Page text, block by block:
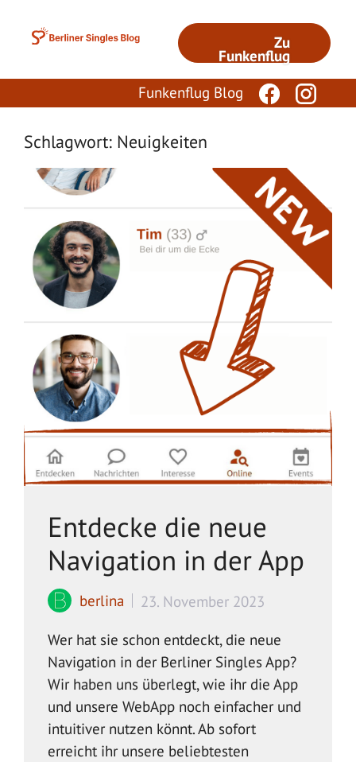
Inhalt
Zu
Funkenflug
Funkenflug Blog
Schlagwort: Neuigkeiten
Entdecke die neue
Navigation in der App
berlina
23. November 2023
Wer hat sie schon entdeckt, die neue
Navigation in der Berliner Singles App?
Wir haben uns überlegt, wie ihr die App
und unsere WebApp noch einfacher und
intuitiver nutzen könnt. Ab sofort
erreicht ihr unsere beliebtesten